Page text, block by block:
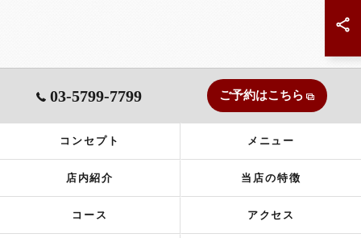
03-5799-7799 ご予約はこちら
コンセプト メニュー
店内紹介 当店の特徴
コース アクセス